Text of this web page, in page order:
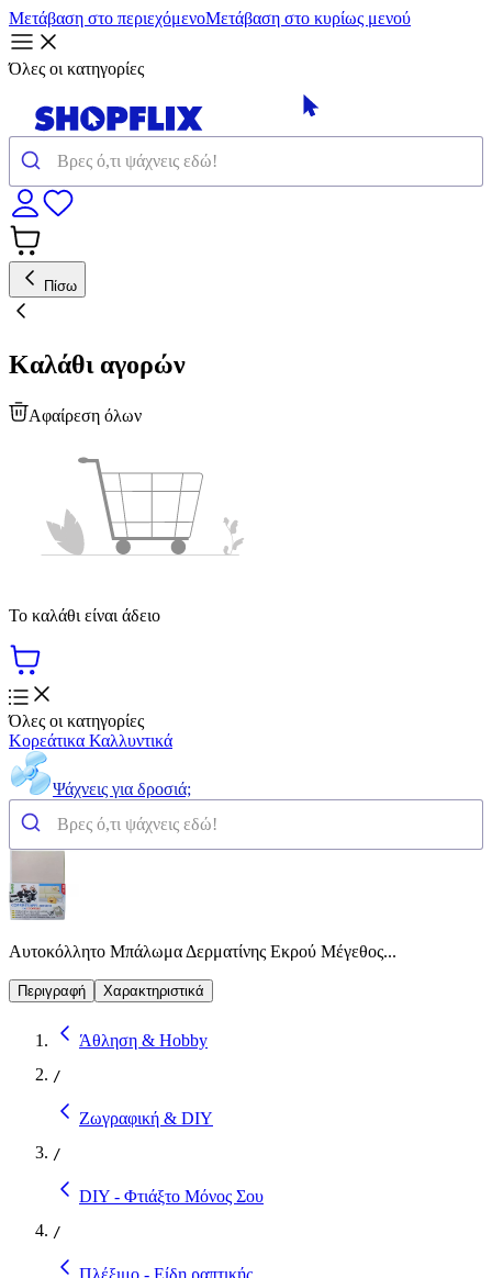
Μετάβαση στο περιεχόμενοΜετάβαση στο κυρίως μενού
Όλες οι κατηγορίες
Πίσω
Καλάθι αγορών
Αφαίρεση όλων
Το καλάθι είναι άδειο
Όλες οι κατηγορίες
Κορεάτικα Καλλυντικά
Ψάχνεις για δροσιά;
Αυτοκόλλητο Μπάλωμα Δερματίνης Εκρού Μέγεθος...
Περιγραφή Χαρακτηριστικά
Άθληση & Hobby
/
Ζωγραφική & DIY
/
DIY - Φτιάξτο Μόνος Σου
/
Πλέξιμο - Είδη ραπτικής